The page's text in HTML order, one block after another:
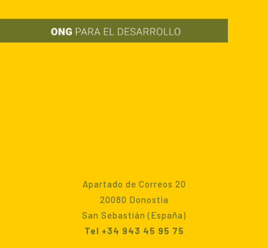
Apartado de Correos 20
20080 Donostia
San Sebastián (España)
Tel +34 943 45 95 75